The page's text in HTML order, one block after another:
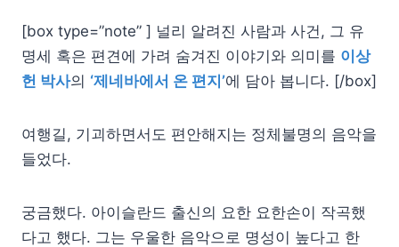
[box type=”note” ] 널리 알려진 사람과 사건, 그 유
명세 혹은 편견에 가려 숨겨진 이야기와 의미를 이상
헌 박사의 ‘제네바에서 온 편지’에 담아 봅니다. [/box]
여행길, 기괴하면서도 편안해지는 정체불명의 음악을
들었다.
궁금했다. 아이슬란드 출신의 요한 요한손이 작곡했
다고 했다. 그는 우울한 음악으로 명성이 높다고 한